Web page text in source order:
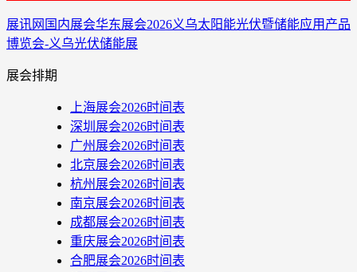
展讯网 国内展会华东展会2026义乌太阳能光伏暨储能应用产品
博览会-义乌光伏储能展
展会排期
上海展会2026时间表
深圳展会2026时间表
广州展会2026时间表
北京展会2026时间表
杭州展会2026时间表
南京展会2026时间表
成都展会2026时间表
重庆展会2026时间表
合肥展会2026时间表